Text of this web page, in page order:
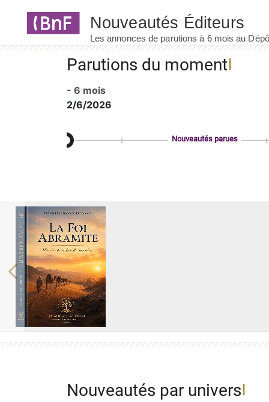
Parutions du moment
- 6 mois
2/6/2026
Nouveautés parues
Previous
Nouveautés par univers